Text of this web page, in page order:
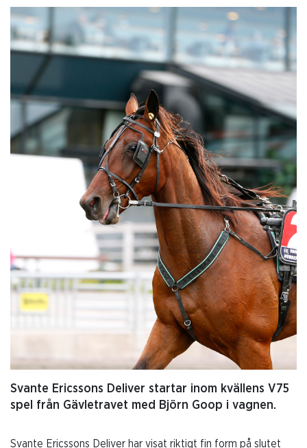
Svante Ericssons Deliver startar inom kvällens V75
spel från Gävletravet med Björn Goop i vagnen.
Svante Ericssons Deliver har visat riktigt fin form på slutet